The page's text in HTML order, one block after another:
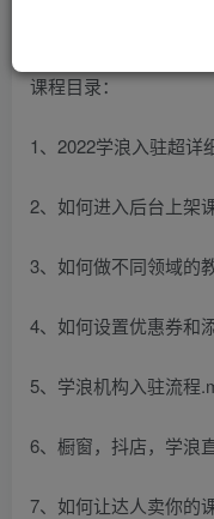
课程目录：
1、2022学浪入驻超详
2、如何进入后台上架
3、如何做不同领域的
4、如何设置优惠券和
5、学浪机构入驻流程
6、橱窗，抖店，学浪
7、如何让达人卖你的